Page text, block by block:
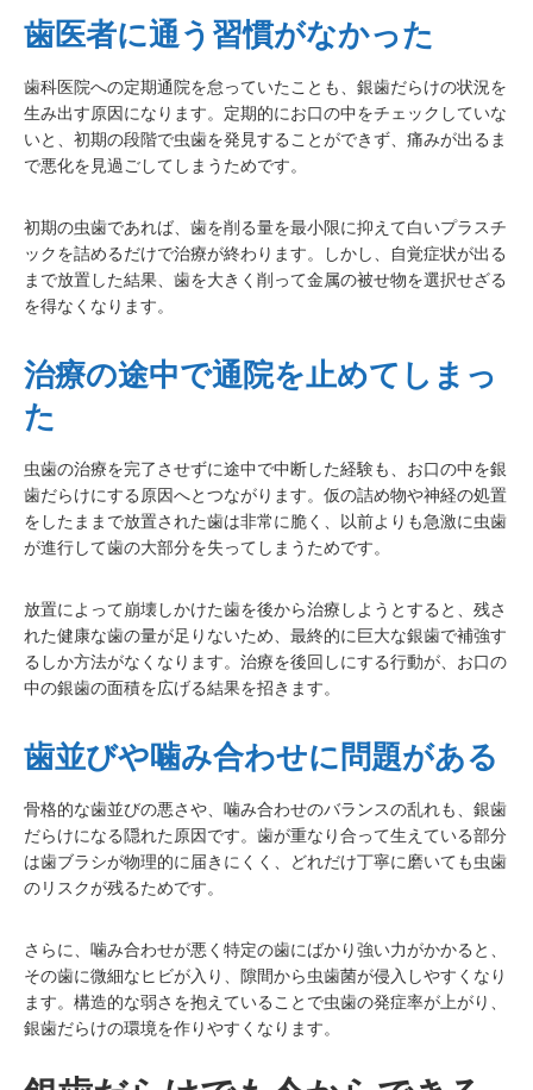
歯医者に通う習慣がなかった
歯科医院への定期通院を怠っていたことも、銀歯だらけの状況を
生み出す原因になります。定期的にお口の中をチェックしていな
いと、初期の段階で虫歯を発見することができず、痛みが出るま
で悪化を見過ごしてしまうためです。
初期の虫歯であれば、歯を削る量を最小限に抑えて白いプラスチ
ックを詰めるだけで治療が終わります。しかし、自覚症状が出る
まで放置した結果、歯を大きく削って金属の被せ物を選択せざる
を得なくなります。
治療の途中で通院を止めてしまっ
た
虫歯の治療を完了させずに途中で中断した経験も、お口の中を銀
歯だらけにする原因へとつながります。仮の詰め物や神経の処置
をしたままで放置された歯は非常に脆く、以前よりも急激に虫歯
が進行して歯の大部分を失ってしまうためです。
放置によって崩壊しかけた歯を後から治療しようとすると、残さ
れた健康な歯の量が足りないため、最終的に巨大な銀歯で補強す
るしか方法がなくなります。治療を後回しにする行動が、お口の
中の銀歯の面積を広げる結果を招きます。
歯並びや噛み合わせに問題がある
骨格的な歯並びの悪さや、噛み合わせのバランスの乱れも、銀歯
だらけになる隠れた原因です。歯が重なり合って生えている部分
は歯ブラシが物理的に届きにくく、どれだけ丁寧に磨いても虫歯
のリスクが残るためです。
さらに、噛み合わせが悪く特定の歯にばかり強い力がかかると、
その歯に微細なヒビが入り、隙間から虫歯菌が侵入しやすくなり
ます。構造的な弱さを抱えていることで虫歯の発症率が上がり、
銀歯だらけの環境を作りやすくなります。